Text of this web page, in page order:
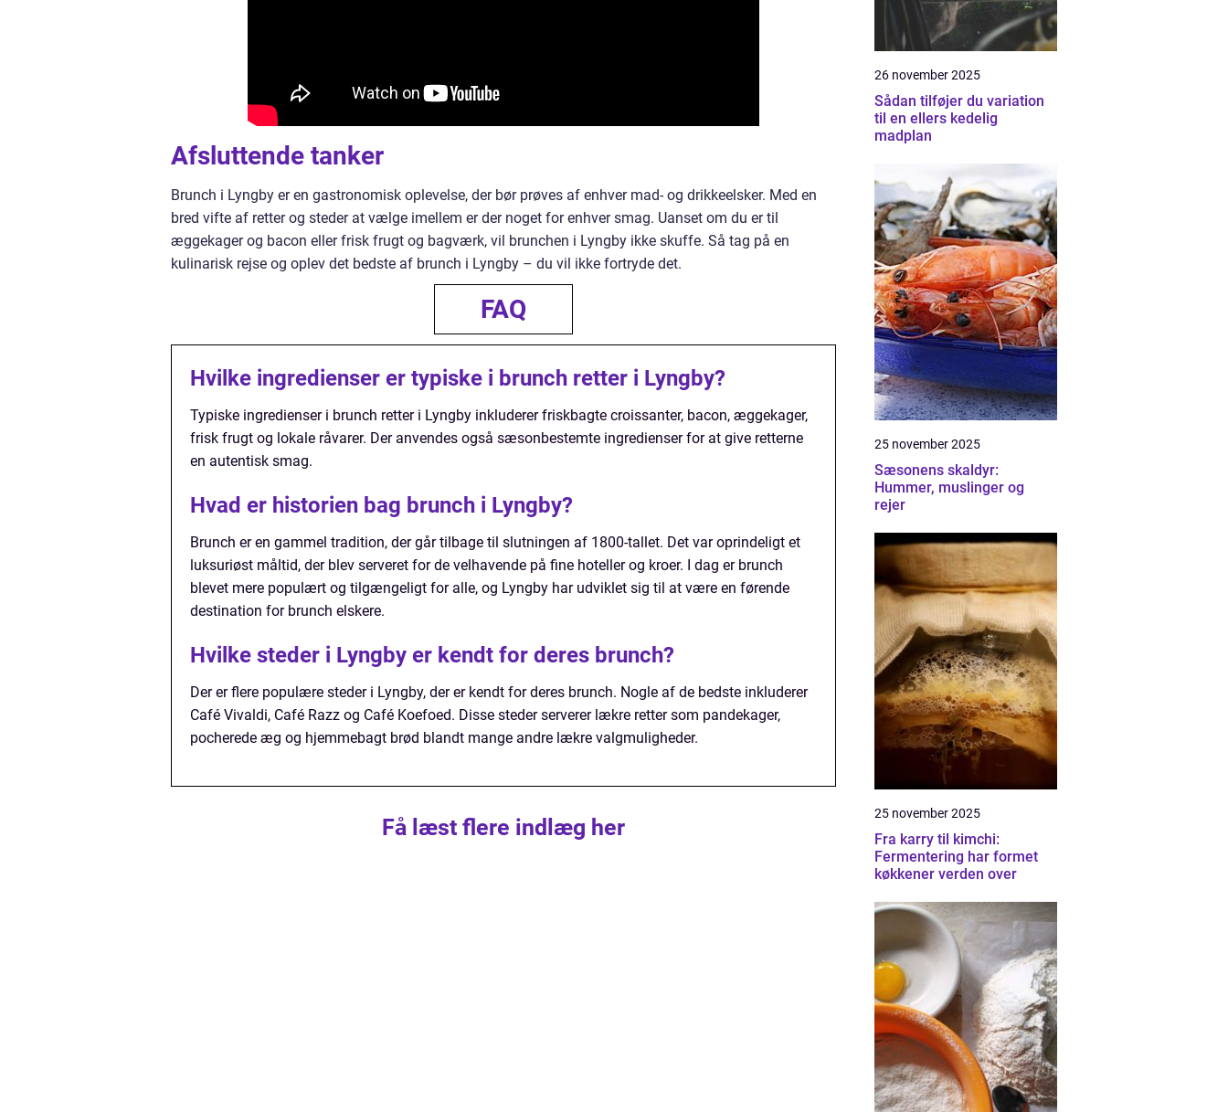
Afsluttende tanker
Brunch i Lyngby er en gastronomisk oplevelse, der bør prøves af enhver mad- og drikkeelsker. Med en
bred vifte af retter og steder at vælge imellem er der noget for enhver smag. Uanset om du er til
æggekager og bacon eller frisk frugt og bagværk, vil brunchen i Lyngby ikke skuffe. Så tag på en
kulinarisk rejse og oplev det bedste af brunch i Lyngby – du vil ikke fortryde det.
FAQ
Hvilke ingredienser er typiske i brunch retter i Lyngby?
Typiske ingredienser i brunch retter i Lyngby inkluderer friskbagte croissanter, bacon, æggekager,
frisk frugt og lokale råvarer. Der anvendes også sæsonbestemte ingredienser for at give retterne
en autentisk smag.
Hvad er historien bag brunch i Lyngby?
Brunch er en gammel tradition, der går tilbage til slutningen af 1800-tallet. Det var oprindeligt et
luksuriøst måltid, der blev serveret for de velhavende på fine hoteller og kroer. I dag er brunch
blevet mere populært og tilgængeligt for alle, og Lyngby har udviklet sig til at være en førende
destination for brunch elskere.
Hvilke steder i Lyngby er kendt for deres brunch?
Der er flere populære steder i Lyngby, der er kendt for deres brunch. Nogle af de bedste inkluderer
Café Vivaldi, Café Razz og Café Koefoed. Disse steder serverer lækre retter som pandekager,
pocherede æg og hjemmebagt brød blandt mange andre lækre valgmuligheder.
Få læst flere indlæg her
26 november 2025
Sådan tilføjer du variation
til en ellers kedelig
madplan
25 november 2025
Sæsonens skaldyr:
Hummer, muslinger og
rejer
25 november 2025
Fra karry til kimchi:
Fermentering har formet
køkkener verden over